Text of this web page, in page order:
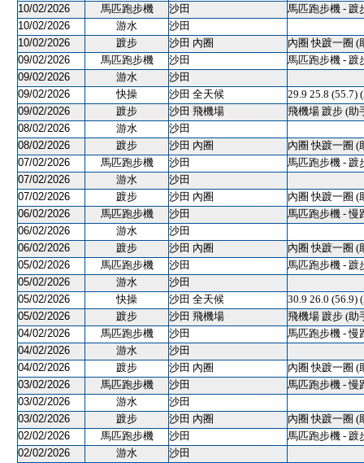
10/02/2026
馬匹跑步機 沙田
馬匹跑步機 - 踱
10/02/2026
游水
沙田
10/02/2026
踱步 沙田 內圈
內圈 快踱一圈 (
09/02/2026
馬匹跑步機 沙田
馬匹跑步機 - 踱
09/02/2026
游水
沙田
09/02/2026
快操 沙田 全天候
29.9 25.8 (55.7)
09/02/2026
踱步 沙田 飛機場
飛機場 踱步 (助
08/02/2026
游水
沙田
08/02/2026
踱步 沙田 內圈
內圈 快踱一圈 (
07/02/2026
馬匹跑步機 沙田
馬匹跑步機 - 踱
07/02/2026
游水
沙田
07/02/2026
踱步 沙田 內圈
內圈 快踱一圈 (
06/02/2026
馬匹跑步機 沙田
馬匹跑步機 - 慢
06/02/2026
游水
沙田
06/02/2026
踱步 沙田 內圈
內圈 快踱一圈 (
05/02/2026
馬匹跑步機 沙田
馬匹跑步機 - 踱
05/02/2026
游水
沙田
05/02/2026
快操 沙田 全天候
30.9 26.0 (56.9)
05/02/2026
踱步 沙田 飛機場
飛機場 踱步 (助
04/02/2026
馬匹跑步機 沙田
馬匹跑步機 - 慢
04/02/2026
游水
沙田
04/02/2026
踱步 沙田 內圈
內圈 快踱一圈 (
03/02/2026
馬匹跑步機 沙田
馬匹跑步機 - 慢
03/02/2026
游水
沙田
03/02/2026
踱步 沙田 內圈
內圈 快踱一圈 (
02/02/2026
馬匹跑步機 沙田
馬匹跑步機 - 踱
02/02/2026
游水
沙田